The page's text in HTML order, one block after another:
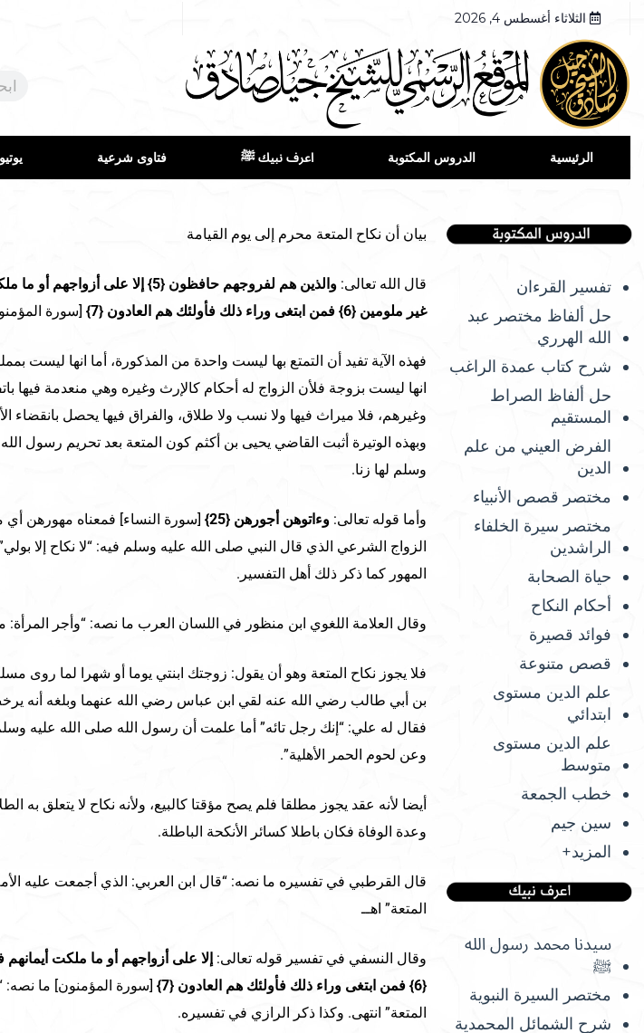
الثلاثاء أغسطس 4, 2026
الرئيسية الدروس المكتوبة اعرف نبيك ﷺ فتاوى شرعية
تفسير القرءان
حل ألفاظ مختصر عبد
الله الهرري
شرح كتاب عمدة الراغب
حل ألفاظ الصراط
المستقيم
الفرض العيني من علم
الدين
مختصر قصص الأنبياء
مختصر سيرة الخلفاء
الراشدين
حياة الصحابة
أحكام النكاح
فوائد قصيرة
قصص متنوعة
علم الدين مستوى
ابتدائي
علم الدين مستوى
متوسط
خطب الجمعة
سين جيم
المزيد+
سيدنا محمد رسول الله
ﷺ
مختصر السيرة النبوية
شرح الشمائل المحمدية
بيان أن نكاح المتعة محرم إلى يوم القيامة
قال الله تعالى:
والذين هم لفروجهم حافظون {5} إلا على
غير ملومين {6} فمن ابتغى وراء ذلك فأولئك هم العادون {7}
[سورة
فهذه الآية تفيد أن التمتع بها ليست واحدة من المذكورة، أما انها ليست
انها ليست بزوجة فلأن الزواج له أحكام كالإرث وغيره وهي منعدمة فيها
وغيرهم، فلا ميراث فيها ولا نسب ولا طلاق، والفراق فيها يحصل بانقضاء
وبهذه الوتيرة أثبت القاضي يحيى بن أكثم كون المتعة بعد تحريم رسول
وسلم لها زنا.
وأما قوله تعالى: وءاتوهن أجورهن {25}
[سورة النساء] فمعناه مهورهن أي
الزواج الشرعي الذي قال النبي صلى الله عليه وسلم فيه: “لا نكاح إلا
المهور كما ذكر ذلك أهل التفسير.
وقال العلامة اللغوي ابن منظور في اللسان العرب ما نصه: “وأجر المرأة:
فلا يجوز نكاح المتعة وهو أن يقول: زوجتك ابنتي يوما أو شهرا لما روى
بن أبي طالب رضي الله عنه لقي ابن عباس رضي الله عنهما وبلغه أنه
فقال له علي: “إنك رجل تائه” أما علمت أن رسول الله صلى الله عليه
وعن لحوم الحمر الأهلية”.
أيضا لأنه عقد يجوز مطلقا فلم يصح مؤقتا كالبيع، ولأنه نكاح لا يتعلق به
وعدة الوفاة فكان باطلا كسائر الأنكحة الباطلة.
قال القرطبي في تفسيره ما نصه: “قال ابن العربي: الذي أجمعت عليه
المتعة” اهــ
وقال النسفي في تفسير قوله تعالى: إلا على أزواجهم أو ما ملكت أيمانهم
{6} فمن ابتغى وراء ذلك فأولئك هم العادون {7}
[سورة المؤمنون] ما نصه:
المتعة” انتهى. وكذا ذكر الرازي في تفسيره.